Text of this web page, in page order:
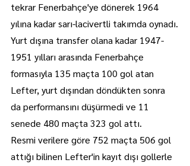
tekrar Fenerbahçe'ye dönerek 1964
yılına kadar sarı-lacivertli takımda oynadı.
Yurt dışına transfer olana kadar 1947-
1951 yılları arasında Fenerbahçe
formasıyla 135 maçta 100 gol atan
Lefter, yurt dışından döndükten sonra
da performansını düşürmedi ve 11
senede 480 maçta 323 gol attı.
Resmi verilere göre 752 maçta 506 gol
attığı bilinen Lefter'in kayıt dışı gollerle